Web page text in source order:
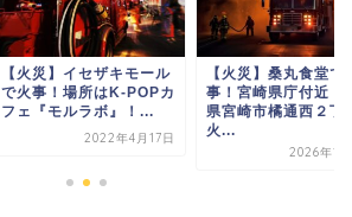
【火災】イセザキモール
で火事！場所はK-POPカ
フェ『モルラボ』！...
2022年4月17日
【火災】桑丸食堂で
事！宮崎県庁付近！
県宮崎市橘通西２丁
火...
2026年1